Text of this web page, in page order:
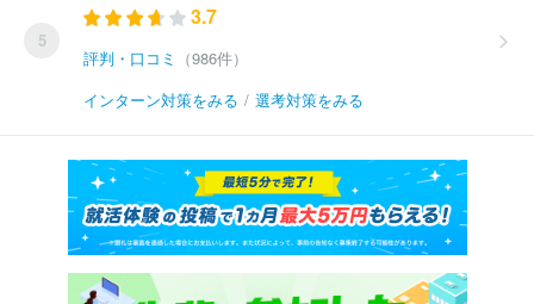
5
3.7
評判・口コミ
（986件）
インターン対策をみる / 選考対策をみる